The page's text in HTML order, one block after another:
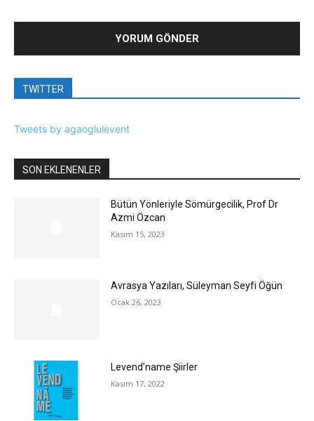
TWITTER
Tweets by agaoglulevent
SON EKLENENLER
Bütün Yönleriyle Sömürgecilik, Prof Dr
Azmi Özcan
Kasım 15, 2023
Avrasya Yazıları, Süleyman Seyfi Öğün
Ocak 26, 2023
Levend’name Şiirler
Kasım 17, 2022